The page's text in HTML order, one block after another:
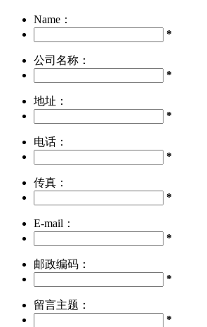
Name：
*
公司名称：
*
地址：
*
电话：
*
传真：
*
E-mail：
*
邮政编码：
*
留言主题：
*